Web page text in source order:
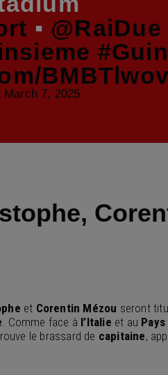
▪ @RaiDue
March 7, 2025
et Corentin Mézou seront
. Comme face à l’Italie et au
le brassard de capitaine,